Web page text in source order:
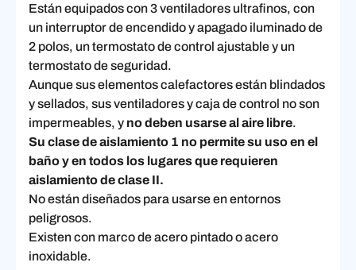
Están equipados con 3 ventiladores ultrafinos, con
un interruptor de encendido y apagado iluminado de
2 polos, un termostato de control ajustable y un
termostato de seguridad.
Aunque sus elementos calefactores están blindados
y sellados, sus ventiladores y caja de control no son
impermeables, y no deben usarse al aire libre.
Su clase de aislamiento 1 no permite su uso en el
baño y en todos los lugares que requieren
aislamiento de clase II.
No están diseñados para usarse en entornos
peligrosos.
Existen con marco de acero pintado o acero
inoxidable.